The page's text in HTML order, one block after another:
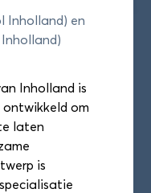
(Zaal 1.28)
Inholland) en
Inholland is
ontwikkeld om
laten
is